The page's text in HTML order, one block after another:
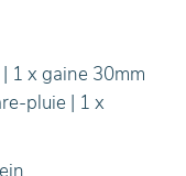
1 x gaine 30mm
pluie | 1 x